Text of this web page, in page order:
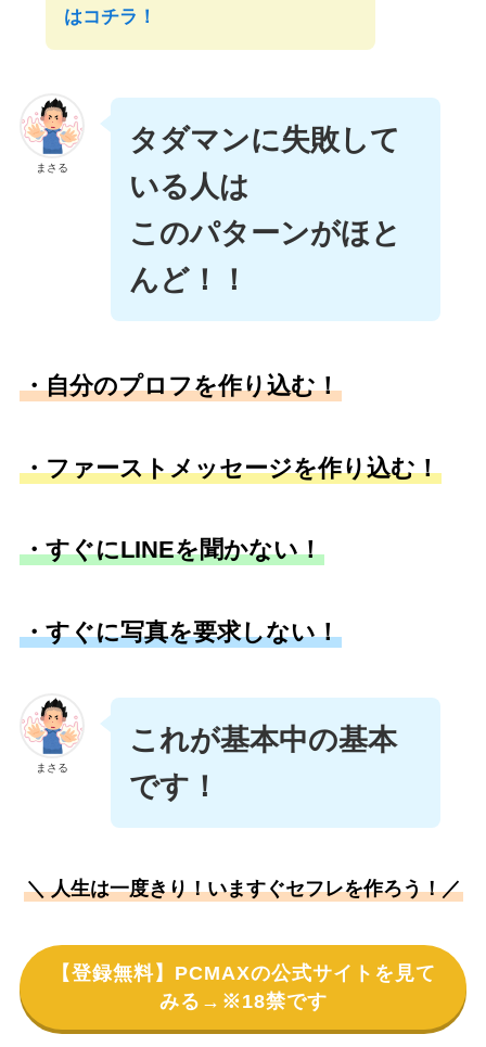
はコチラ！
まさる
タダマンに失敗して
いる人は
このパターンがほと
んど！！
・自分のプロフを作り込む！
・ファーストメッセージを作り込む！
・すぐにLINEを聞かない！
・すぐに写真を要求しない！
まさる
これが基本中の基本
です！
＼ 人生は一度きり！いますぐセフレを作ろう！／
【登録無料】PCMAXの公式サイトを見て
みる→※18禁です